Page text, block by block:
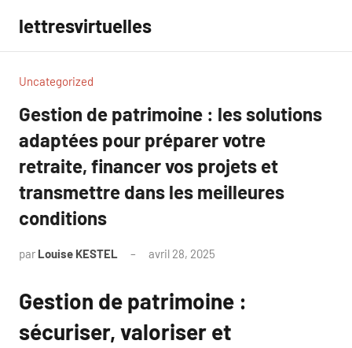
contenu
lettresvirtuelles
Uncategorized
Gestion de patrimoine : les solutions
adaptées pour préparer votre
retraite, financer vos projets et
transmettre dans les meilleures
conditions
par Louise KESTEL avril 28, 2025
Gestion de patrimoine :
sécuriser, valoriser et